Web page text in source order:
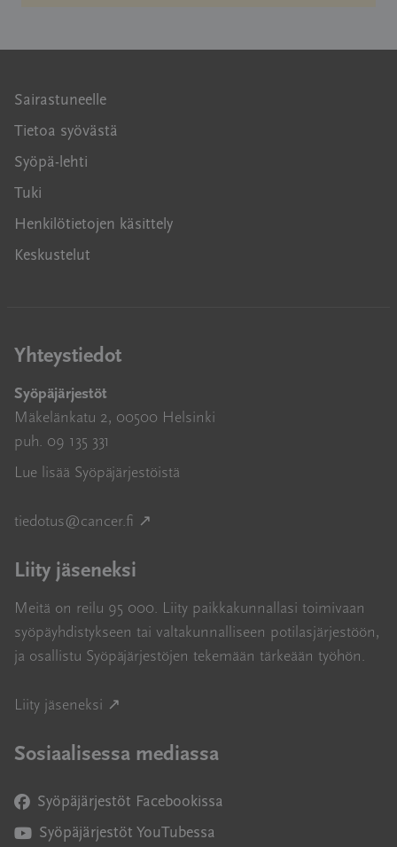
Sairastuneelle
Tietoa syövästä
Syöpä-lehti
Tuki
Henkilötietojen käsittely
Keskustelut
Yhteystiedot
Syöpäjärjestöt
Mäkelänkatu 2, 00500 Helsinki
puh. 09 135 331
Lue lisää Syöpäjärjestöistä
tiedotus@cancer.fi ↗
Liity jäseneksi
Meitä on reilu 95 000. Liity paikkakunnallasi toimivaan
syöpäyhdistykseen tai valtakunnalliseen potilasjärjestöön,
ja osallistu Syöpäjärjestöjen tekemään tärkeään työhön.
Liity jäseneksi ↗
Sosiaalisessa mediassa
Syöpäjärjestöt Facebookissa
Avautuu uuteen ikkunaan
Syöpäjärjestöt YouTubessa